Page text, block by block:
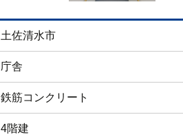
土佐清水市
庁舎
鉄筋コンクリート
4階建